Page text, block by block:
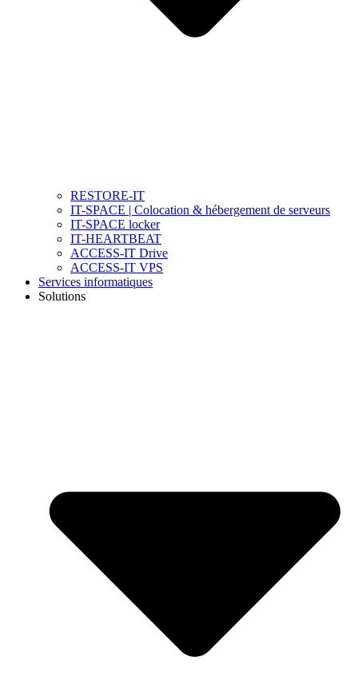
RESTORE-IT
IT-SPACE | Colocation & hébergement de serveurs
IT-SPACE locker
IT-HEARTBEAT
ACCESS-IT Drive
ACCESS-IT VPS
Services informatiques
Solutions